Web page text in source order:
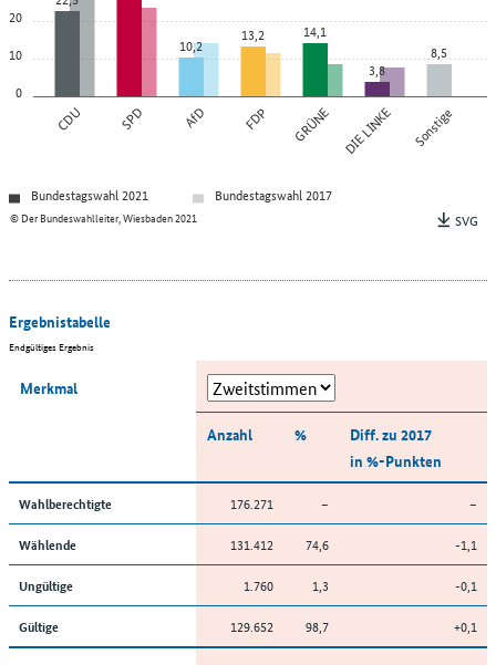
0
10
20
CDU SPD AfD FDP GRÜNE DIE LINKE Sonstige
10,2
13,2
14,1
3,8
8,5
© Der Bundeswahlleiter, Wiesbaden 2021
Bundestagswahl 2021
Bundestagswahl 2017
SVG
Ergebnistabelle
Endgültiges Ergebnis
Merkmal
Anzahl %
Diff. zu 2017
in %-Punkten
Wahlberechtigte 176.271 – –
Wählende 131.412 74,6 -1,1
Ungültige 1.760 1,3 -0,1
Gültige 129.652 98,7 +0,1